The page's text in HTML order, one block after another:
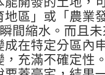
區」或「農業
間縮水。而且
成在特定分區內
，充滿不確定性